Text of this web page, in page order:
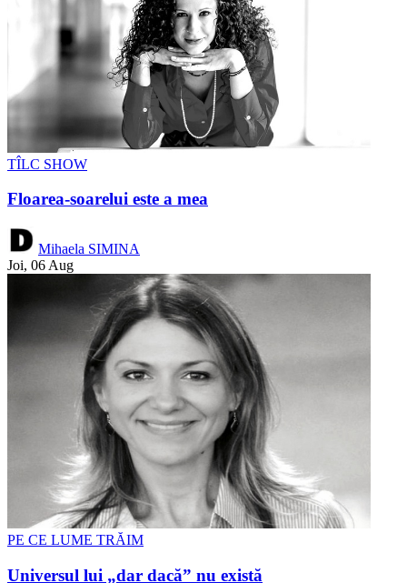
TÎLC SHOW
Floarea-soarelui este a mea
Mihaela SIMINA
Joi, 06 Aug
PE CE LUME TRĂIM
Universul lui „dar dacă” nu există